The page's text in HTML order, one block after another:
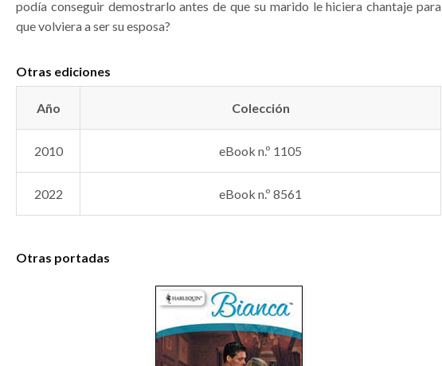
podía conseguir demostrarlo antes de que su marido le hiciera chantaje para
que volviera a ser su esposa?
Otras ediciones
Año Colección
2010 eBook n.º 1105
2022 eBook n.º 8561
Otras portadas